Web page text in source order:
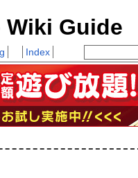
Guide
Index